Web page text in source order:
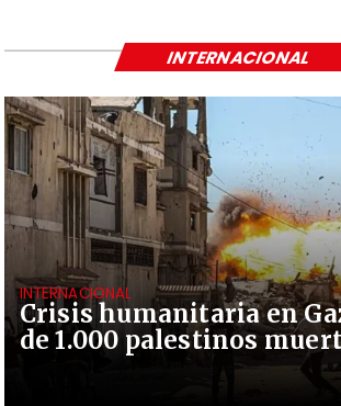
Crisis humanitaria en
de 1.000 palestinos
INTERNACIONAL
INTERNACIONAL